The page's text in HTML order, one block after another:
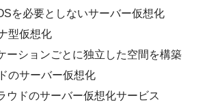
を必要としないサーバー仮想化
型仮想化
ションごとに独立した空間を構築
のサーバー仮想化
ドのサーバー仮想化サービス